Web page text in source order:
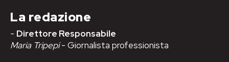
La redazione
- Direttore Responsabile
Maria Tripepi- Giornalista professionista